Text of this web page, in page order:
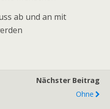
ab und an mit
Nächster Beitrag
Ohne